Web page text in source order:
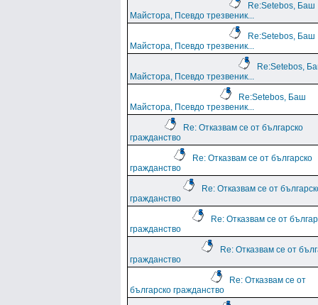
Re:Setebos, Баш
Майстора, Псевдо трезвеник...
Re:Setebos, Баш
Майстора, Псевдо трезвеник...
Re:Setebos,
Майстора, Псевдо трезвеник...
Re:Setebos, Баш
Майстора, Псевдо трезвеник...
Re: Отказвам се от българско
гражданство
Re: Отказвам се от българско
гражданство
Re: Отказвам се от
гражданство
Re: Отказвам се от
гражданство
Re: Отказвам се от
гражданство
Re: Отказвам се от
българско гражданство